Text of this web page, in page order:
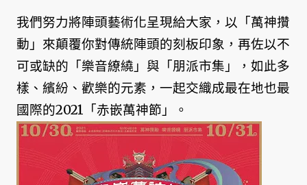
我們努力將陣頭藝術化呈現給大家，以「萬神攢
動」來顛覆你對傳統陣頭的刻板印象，再佐以不
可或缺的「樂音繚繞」與「朋派市集」，如此多
樣、繽紛、歡樂的元素，一起交織成最在地也最
國際的2021「赤嵌萬神節」。